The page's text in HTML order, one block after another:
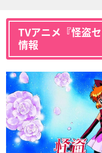
TVアニメ『怪盗
情報